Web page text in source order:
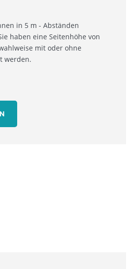
in 5 m - Abständen
haben eine Seitenhöhe von
mit oder ohne
werden.